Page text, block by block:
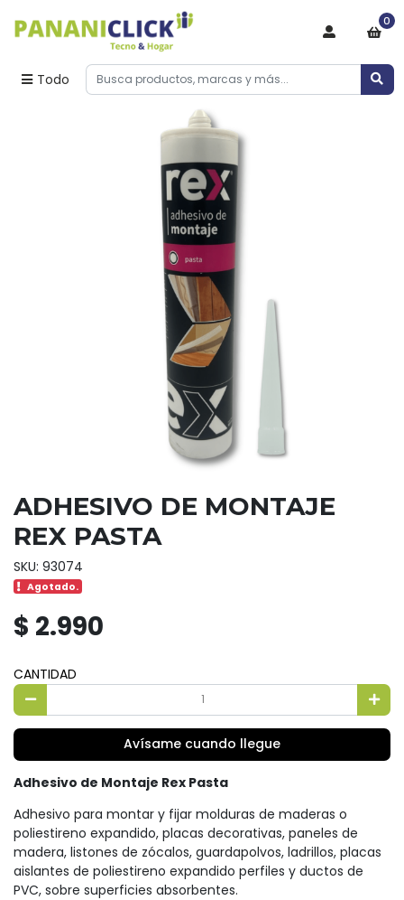
Todo
0
ADHESIVO DE MONTAJE
REX PASTA
SKU: 93074
Agotado.
$ 2.990
CANTIDAD
Avísame cuando llegue
Adhesivo de Montaje Rex Pasta
Adhesivo para montar y fijar molduras de maderas o
poliestireno expandido, placas decorativas, paneles de
madera, listones de zócalos, guardapolvos, ladrillos, placas
aislantes de poliestireno expandido perfiles y ductos de
PVC, sobre superficies absorbentes.